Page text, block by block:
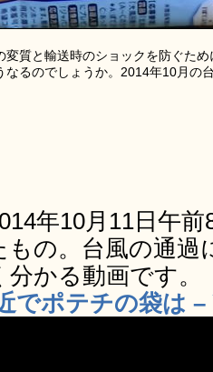
変質と輸送時のショックを防ぐた
なるのでしょうか。2014年10月の
年10月11日午
の。台風の通過
かる動画です。
でポテチの袋は